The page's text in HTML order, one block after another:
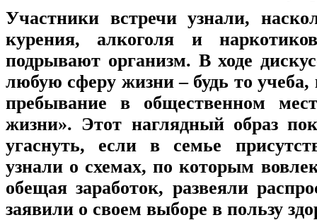
Участники встречи узнали,
курения, алкоголя и
подрывают организм. В ходе
любую сферу жизни – будь то учеба,
пребывание в общественном
жизни». Этот наглядный образ
угаснуть, если в семье
узнали о схемах, по которым
обещая заработок, развеяли
заявили о своем выборе в пользу